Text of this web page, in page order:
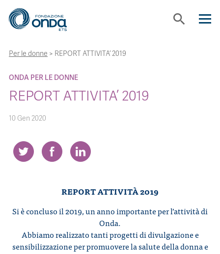
search
CHI SIAMO
CON CHI LAVORIAMO
STRUMENTI
PROGETTI
NEWS
CONTATTI
Per le donne > REPORT ATTIVITA’ 2019
ONDA PER LE DONNE
REPORT ATTIVITA’ 2019
10 Gen 2020
REPORT ATTIVITÀ 2019
Si è concluso il 2019, un anno importante per l’attività di
Onda.
Abbiamo realizzato tanti progetti di divulgazione e
sensibilizzazione per promuovere la salute della donna e